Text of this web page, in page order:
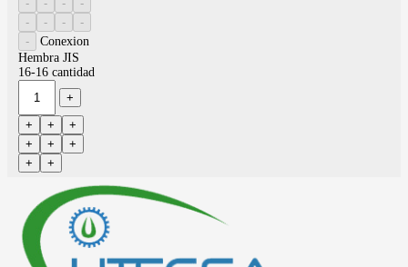
Conexion
Hembra JIS
16-16 cantidad